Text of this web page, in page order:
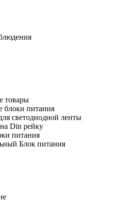
товары
блоки питания
светодиодной ленты
Din рейку
питания
Блок питания